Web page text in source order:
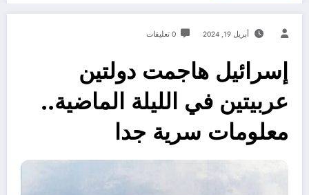
أبريل 19, 2024 0 تعليقات
إسرائيل هاجمت دولتين
عربيتين في الليلة الماضية..
معلومات سرية جدا